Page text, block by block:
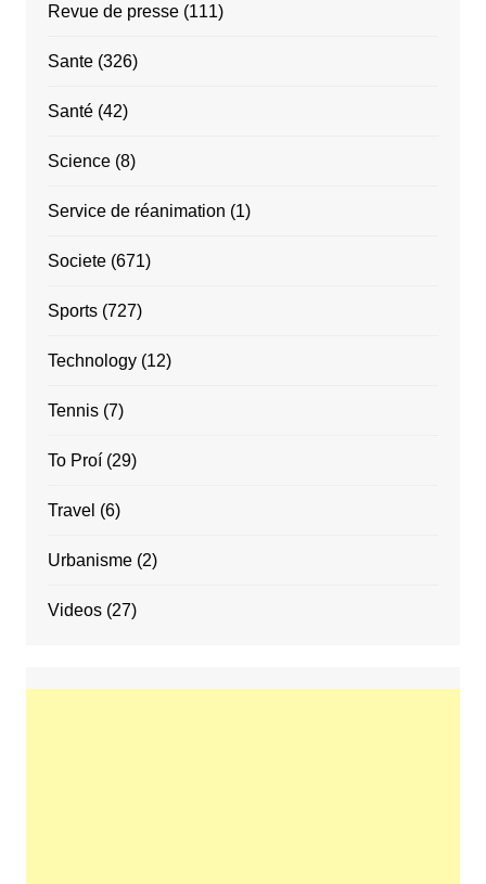
Revue de presse(111)
Sante(326)
Santé(42)
Science(8)
Service de réanimation (1)
Societe(671)
Sports(727)
Technology(12)
Tennis(7)
To Proí(29)
Travel (6)
Urbanisme(2)
Videos(27)